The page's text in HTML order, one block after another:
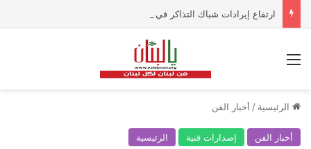
الرئيسية / أخبار الفن
أخبار الفن إصدارات فنية الرئيسية